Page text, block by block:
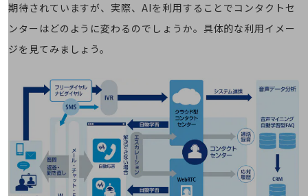
沿革
グループ会社
会社案内パンフレット
ニュースルームTOP
ニュースリリース
期待されていますが、実際、AIを利用することでコンタクトセ
ンターはどのように変わるのでしょうか。具体的な利用イメー
ジを見てみましょう。